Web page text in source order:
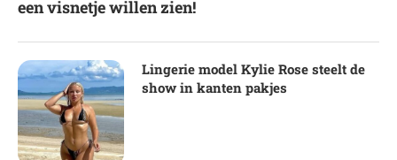
een visnetje willen zien!
Lingerie model Kylie Rose steelt de
show in kanten pakjes